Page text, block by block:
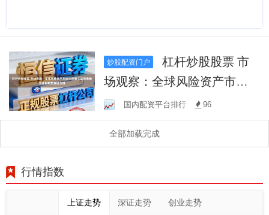
炒股配资门户
杠杆炒股股票 市
场观察：全球风险资产市场
中炒股工具的策略生命周期
管理结合时
国内配资平台排行 96
全部加载完成
行情指数
上证走势 深证走势 创业走势